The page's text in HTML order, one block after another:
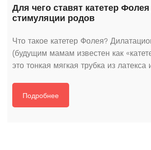
Для чего ставят катетер
стимуляции родов
Что такое катетер Фолея?
(будущим мамам известен как
это тонкая мягкая трубка из
Подробнее